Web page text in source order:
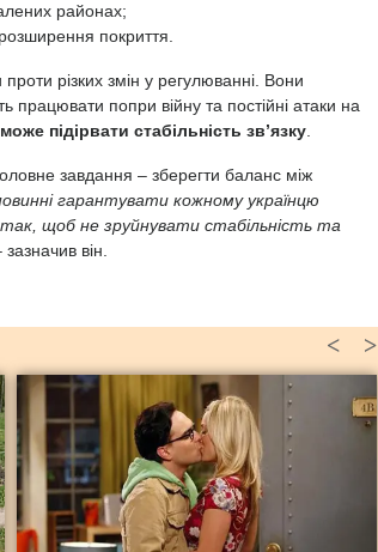
районах;
покриття.
різких змін у регулюванні. Вони
працювати попри війну та постійні атаки на
може підірвати стабільність зв’язку
завдання – зберегти баланс між
гарантувати кожному українцю
так, щоб не зруйнувати стабільність та
зазначив він.
>
<